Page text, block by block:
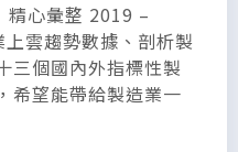
精心彙整 2019 –
雲趨勢數據、剖析製
三個國內外指標性製
希望能帶給製造業一